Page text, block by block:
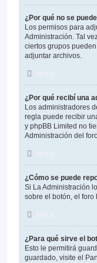
¿Por qué no se
Los permisos para
Administración. Tal
ciertos grupos
adjuntar archivos.
¿Por qué recibí una
Los administradores
regla puede recibir
y phpBB Limited no
Administración del
¿Cómo se puede
Si La Administración
sobre el botón, el foro
¿Para qué sirve el
Esto le permitirá
guardado, visite el